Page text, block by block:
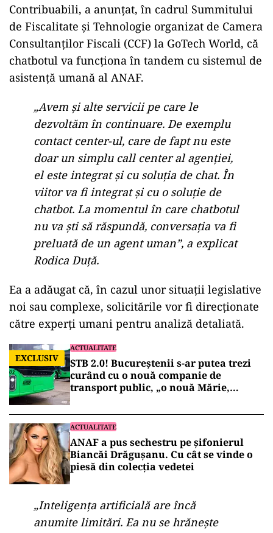
Contribuabili, a anunțat, în cadrul Summitului
de Fiscalitate și Tehnologie organizat de Camera
Consultanților Fiscali (CCF) la GoTech World, că
chatbotul va funcționa în tandem cu sistemul de
asistență umană al ANAF.
ad
„Avem și alte servicii pe care le
dezvoltăm în continuare. De exemplu
contact center-ul, care de fapt nu este
doar un simplu call center al agenției,
el este integrat și cu soluția de chat. În
viitor va fi integrat și cu o soluție de
chatbot. La momentul în care chatbotul
nu va ști să răspundă, conversația va fi
preluată de un agent uman”, a explicat
Rodica Duță.
Ea a adăugat că, în cazul unor situații legislative
noi sau complexe, solicitările vor fi direcționate
către experți umani pentru analiză detaliată.